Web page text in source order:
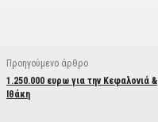
Προηγούμενο άρθρο
1.250.000 ευρω για την Κεφαλονιά &
Ιθάκη